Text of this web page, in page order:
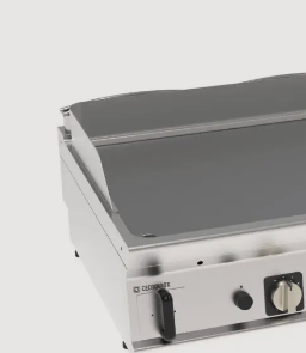
Kontakt
Passwortgeschützter Bereich